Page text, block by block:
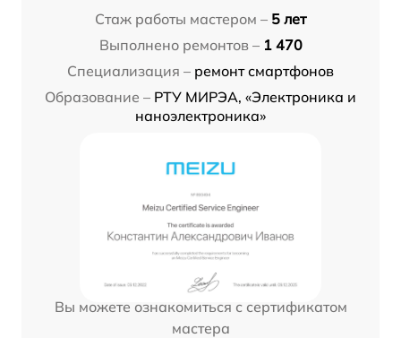
Стаж работы мастером – 5 лет
Выполнено ремонтов – 1 470
Специализация – ремонт смартфонов
Образование – РТУ МИРЭА, «Электроника и
наноэлектроника»
Вы можете ознакомиться с сертификатом
мастера